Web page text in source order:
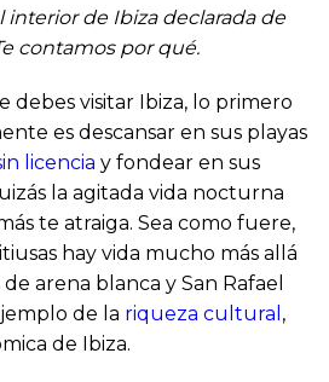
interior de Ibiza declarada de
contamos por qué.
debes visitar Ibiza, lo primero
es descansar en sus playas
licencia y fondear en sus
la agitada vida nocturna
te atraiga. Sea como fuere,
hay vida mucho más allá
arena blanca y San Rafael
de la riqueza cultural ,
de Ibiza.